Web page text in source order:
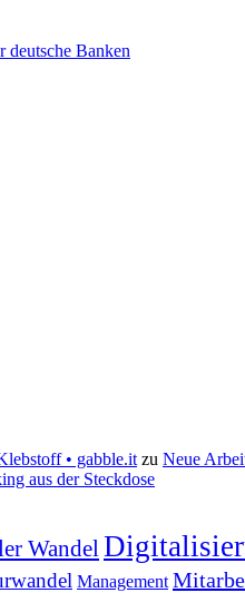
Banken
• gabble.it zu Neue
aus der Steckdose
Wandel
Management